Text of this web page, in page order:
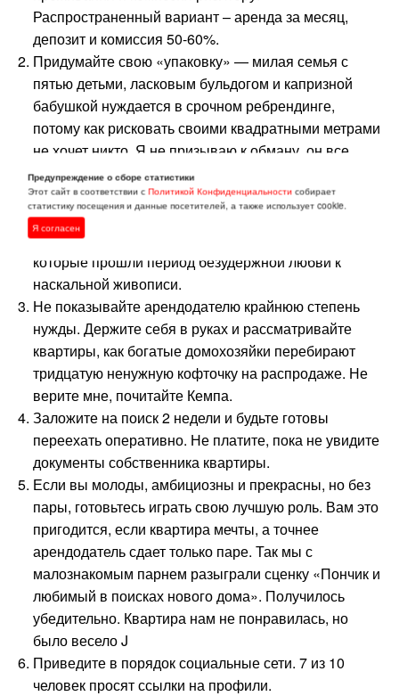
Распространенный вариант – аренда за месяц,
депозит и комиссия 50-60%.
Придумайте свою «упаковку» — милая семья с
пятью детьми, ласковым бульдогом и капризной
бабушкой нуждается в срочном ребрендинге,
потому как рисковать своими квадратными метрами
не хочет никто. Я не призываю к обману, он все
равно откроется. Уточните свой распорядок и
расскажите, что собака не кусается и регулярно
гуляет на улице. Что бабушка приезжает только на
каникулы, а пятеро детей – умнейшие люди,
которые прошли период безудержной любви к
наскальной живописи.
Не показывайте арендодателю крайнюю степень
нужды. Держите себя в руках и рассматривайте
квартиры, как богатые домохозяйки перебирают
тридцатую ненужную кофточку на распродаже. Не
верите мне, почитайте Кемпа.
Заложите на поиск 2 недели и будьте готовы
переехать оперативно. Не платите, пока не увидите
документы собственника квартиры.
Если вы молоды, амбициозны и прекрасны, но без
пары, готовьтесь играть свою лучшую роль. Вам это
пригодится, если квартира мечты, а точнее
арендодатель сдает только паре. Так мы с
малознакомым парнем разыграли сценку «Пончик и
любимый в поисках нового дома». Получилось
убедительно. Квартира нам не понравилась, но
было весело J
Приведите в порядок социальные сети. 7 из 10
человек просят ссылки на профили.
Предупреждение о сборе статистики
Этот сайт в соответствии сПолитикой Конфиденциальности собирает
статистику посещения и данные посетителей, а также использует cookie.
Я согласен